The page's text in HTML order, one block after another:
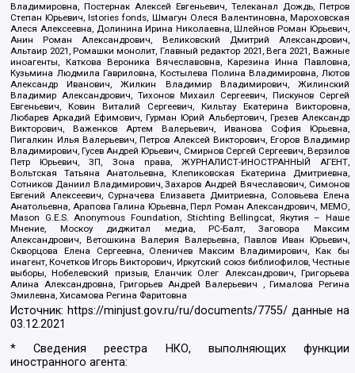
Владимировна, Постернак Алексей Евгеньевич, Телеканал Дождь, Петров
Степан Юрьевич, Istories fonds, Шмагун Олеся Валентиновна, Мароховская
Алеся Алексеевна, Долинина Ирина Николаевна, Шлейнов Роман Юрьевич,
Анин Роман Александрович, Великовский Дмитрий Александрович,
Альтаир 2021, Ромашки монолит, Главный редактор 2021, Вега 2021, Важные
иноагенты, Каткова Вероника Вячеславовна, Карезина Инна Павловна,
Кузьмина Людмила Гавриловна, Костылева Полина Владимировна, Лютов
Александр Иванович, Жилкин Владимир Владимирович, Жилинский
Владимир Александрович, Тихонов Михаил Сергеевич, Пискунов Сергей
Евгеньевич, Ковин Виталий Сергеевич, Кильтау Екатерина Викторовна,
Любарев Аркадий Ефимович, Гурман Юрий Альбертович, Грезев Александр
Викторович, Важенков Артем Валерьевич, Иванова София Юрьевна,
Пигалкин Илья Валерьевич, Петров Алексей Викторович, Егоров Владимир
Владимирович, Гусев Андрей Юрьевич, Смирнов Сергей Сергеевич, Верзилов
Петр Юрьевич, ЗП, Зона права, ЖУРНАЛИСТ-ИНОСТРАННЫЙ АГЕНТ,
Вольтская Татьяна Анатольевна, Клепиковская Екатерина Дмитриевна,
Сотников Даниил Владимирович, Захаров Андрей Вячеславович, Симонов
Евгений Алексеевич, Сурначева Елизавета Дмитриевна, Соловьева Елена
Анатольевна, Арапова Галина Юрьевна, Перл Роман Александрович, МЕМО,
Mason G.E.S. Anonymous Foundation, Stichting Bellingcat, Якутия – Наше
Мнение, Москоу диджитал медиа, РС-Балт, Заговора Максим
Александрович, Ветошкина Валерия Валерьевна, Павлов Иван Юрьевич,
Скворцова Елена Сергеевна, Оленичев Максим Владимирович, Как бы
инагент, Кочетков Игорь Викторович, Иркутский союз библиофилов, Честные
выборы, Нобелевский призыв, Еланчик Олег Александрович, Григорьева
Алина Александровна, Григорьев Андрей Валерьевич , Гималова Регина
Эмилевна, Хисамова Регина Фаритовна
Источник: https://minjust.gov.ru/ru/documents/7755/ данные на
03.12.2021
* Сведения реестра НКО, выполняющих функции
иностранного агента: